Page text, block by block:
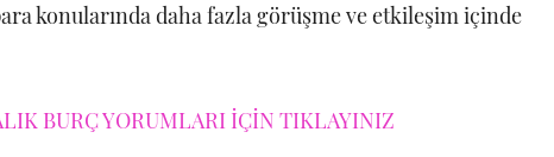
konularında daha fazla görüşme ve etkileşim içinde
BURÇ YORUMLARI İÇİN TIKLAYINIZ